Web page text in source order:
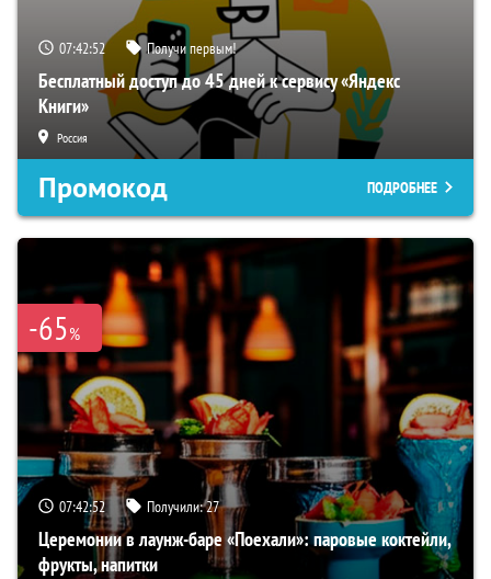
07:42:51 Получи первым!
Бесплатный доступ до 45 дней к сервису «Яндекс
Книги»
Россия
Промокод ПОДРОБНЕЕ
-65%
07:42:51 Получили:27
Церемонии в лаунж-баре «Поехали»: паровые коктейли,
фрукты, напитки